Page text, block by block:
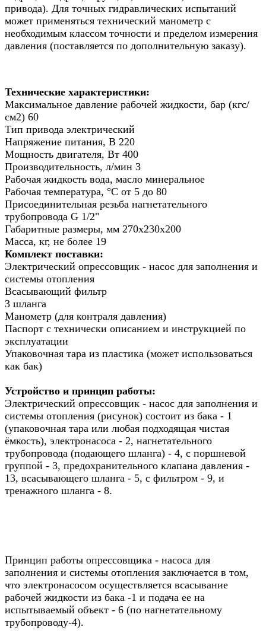
привода). Для точных гидравлических испытаний
может применяться технический манометр с
необходимым классом точности и пределом измерения
давления (поставляется по дополнительную заказу).
Технические характеристики:
Максимальное давление рабочей жидкости, бар (кгс/
см2) 60
Тип привода электрический
Напряжение питания, В 220
Мощность двигателя, Вт 400
Производительность, л/мин 3
Рабочая жидкость вода, масло минеральное
Рабочая температура, °С от 5 до 80
Присоединительная резьба нагнетательного
трубопровода G 1/2"
Габаритные размеры, мм 270х230х200
Масса, кг, не более 19
Комплект поставки:
Электрический опрессовщик - насос для заполнения и
системы отопления
Всасывающий фильтр
3 шланга
Манометр (для контраля давления)
Паспорт с технически описанием и инструкцией по
эксплуатации
Упаковочная тара из пластика (может использоваться
как бак)
Устройство и принцип работы:
Электрический опрессовщик - насос для заполнения и
системы отопления (рисунок) состоит из бака - 1
(упаковочная тара или любая подходящая чистая
ёмкость), электронасоса - 2, нагнетательного
трубопровода (подающего шланга) - 4, с поршневой
группой - 3, предохранительного клапана давления -
13, всасывающего шланга - 5, с фильтром - 9, и
тренажного шланга - 8.
Принцип работы опрессовщика - насоса для
заполнения и системы отопления заключается в том,
что электронасосом осуществляется всасывание
рабочей жидкости из бака -1 и подача ее на
испытываемый объект - 6 (по нагнетательному
трубопроводу-4).